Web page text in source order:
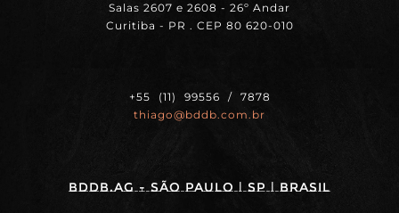
Salas 2607 e 2608 - 26º Andar
Curitiba - PR . CEP 80 620-010
+55 (11) 99556 / 7878
thiago@bddb.com.br
BDDB.ag - SÃO PAULO | SP | BRASIL